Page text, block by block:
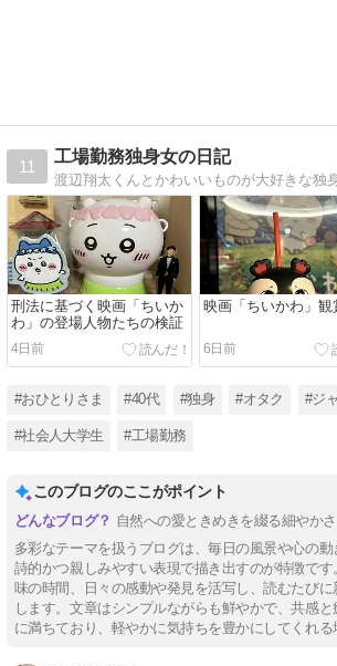
11
工場勤務独身女の日記
刑法に基づく映画「ちいか
わ」の登場人物たちの検証
4日前
映画「ちいかわ」観
6日前
#おひとりさま #40代 #独身 #オタク #ジ
#社会人大学生 #工場勤務
このブログのここがポイント
自然への愛ときめきを綴る細やかさ
多彩なテーマを扱うブログは、毎日の風景や心の動
詩的かつ親しみやすい表現で描き出すのが特徴で
味の時間、日々の感動や発見を活写し、読むたび
します。文章はシンプルながらも鮮やかで、共感
に満ちており、軽やかに気持ちを豊かにしてくれる